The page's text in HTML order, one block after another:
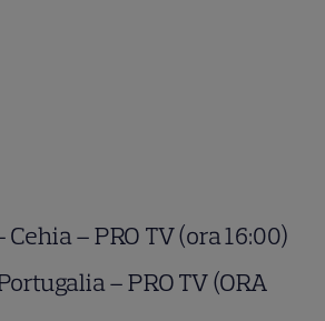
Cehia – PRO TV (ora 16:00)
– PRO TV (ORA